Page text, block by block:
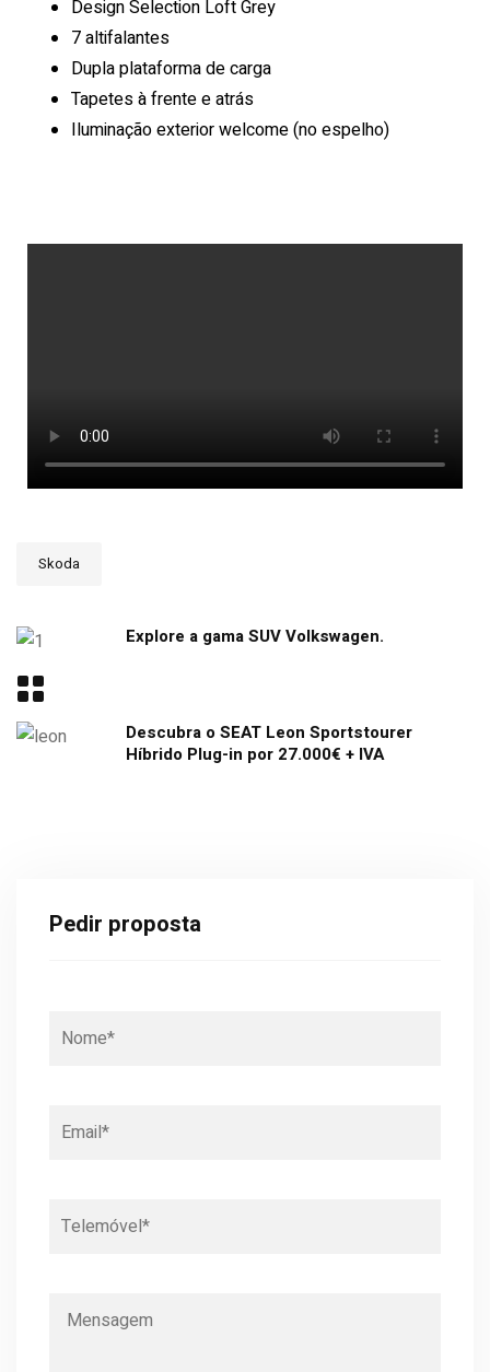
Design Selection Loft Grey
7 altifalantes
Dupla plataforma de carga
Tapetes à frente e atrás
Iluminação exterior welcome (no espelho)
Skoda
Explore a gama SUV Volkswagen.
Descubra o SEAT Leon Sportstourer
Híbrido Plug-in por 27.000€ + IVA
Pedir proposta